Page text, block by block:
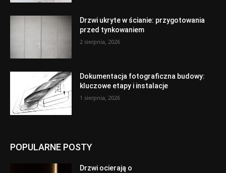
Drzwi ukryte w ścianie: przygotowania
przed tynkowaniem
2 sierpnia, 2026
Dokumentacja fotograficzna budowy:
kluczowe etapy i instalacje
1 sierpnia, 2026
POPULARNE POSTY
Drzwi ocierają o